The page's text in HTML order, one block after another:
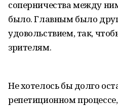
соперничества между
было. Главным было
удовольствием, так,
зрителям.
Не хотелось бы долго
репетиционном